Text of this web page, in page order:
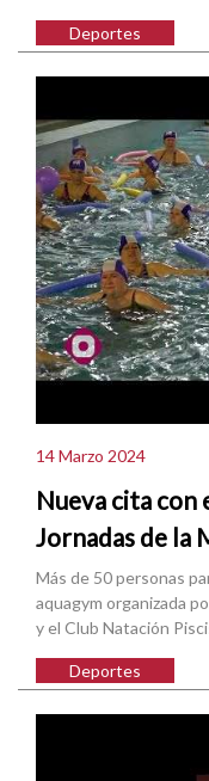
Deportes
14 Marzo 2024
Nueva cita con
Jornadas de la
Más de 50 personas
aquagym organizada
y el Club Natación
Deportes